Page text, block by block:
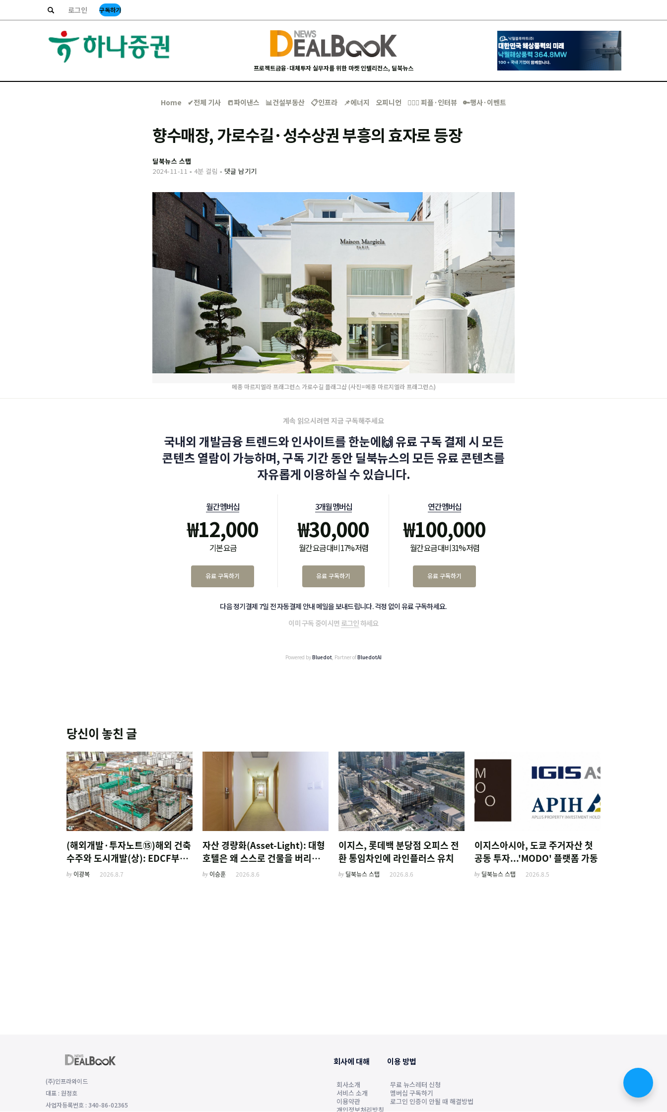
로그인 구독하기
프로젝트금융·대체투자 실무자를 위한 마켓 인텔리전스, 딜북뉴스
Home ✔︎전체 기사 📒파이낸스 📊건설부동산 📋인프라 📌에너지 오피니언 🙋🏻‍♂️ 피플·인터뷰 🔑행사·이벤트
향수매장, 가로수길·성수상권 부흥의 효자로 등장
딜북뉴스 스탭
2024-11-11 - 4분 걸림 - 댓글 남기기
메종 마르지엘라 프래그런스 가로수길 플래그샵 (사진=메종 마르지엘라 프래그런스)
계속 읽으시려면 지금 구독해주세요
국내외 개발금융 트렌드와 인사이트를 한눈에🙌 유료 구독 결제 시 모든
콘텐츠 열람이 가능하며, 구독 기간 동안 딜북뉴스의 모든 유료 콘텐츠를
자유롭게 이용하실 수 있습니다.
월간 멤버십
₩12,000
기본 요금
유료 구독하기
3개월 멤버십
₩30,000
월간 요금 대비 17% 저렴
유료 구독하기
연간 멤버십
₩100,000
월간 요금 대비 31% 저렴
유료 구독하기
다음 정기결제 7일 전 자동결제 안내 메일을 보내드립니다. 걱정 없이 유료 구독하세요.
이미 구독 중이시면 로그인하세요
Powered byBluedot, Partner ofBluedotAI
당신이 놓친 글
(해외개발·투자노트⑮)해외 건축
수주와 도시개발(상): EDCF부터
계열사 진출 위한 복합시설까지
by 이광복 2026.8.7
자산 경량화(Asset-Light): 대형
호텔은 왜 스스로 건물을 버리고
'이름'만 팔기 시작했을까
by 이승훈 2026.8.6
이지스, 롯데백 분당점 오피스 전
환 통임차인에 라인플러스 유치
by 딜북뉴스 스탭 2026.8.6
이지스아시아, 도쿄 주거자산 첫
공동 투자...'MODO' 플랫폼 가동
by 딜북뉴스 스탭 2026.8.5
(주)인프라와이드
대표 : 원정호
사업자등록번호 : 340-86-02365
회사에 대해
회사소개
서비스 소개
이용약관
개인정보처리방침
이용 방법
무료 뉴스레터 신청
멤버십 구독하기
로그인 인증이 안될 때 해결방법